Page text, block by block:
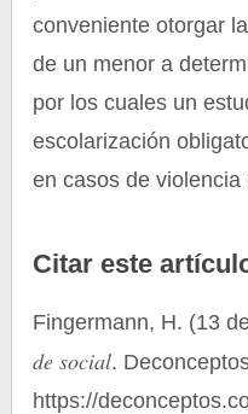
conveniente otorgar
de un menor a
por los cuales un
escolarización
en casos de
Citar este
Fingermann, H. (13
de social.
https://